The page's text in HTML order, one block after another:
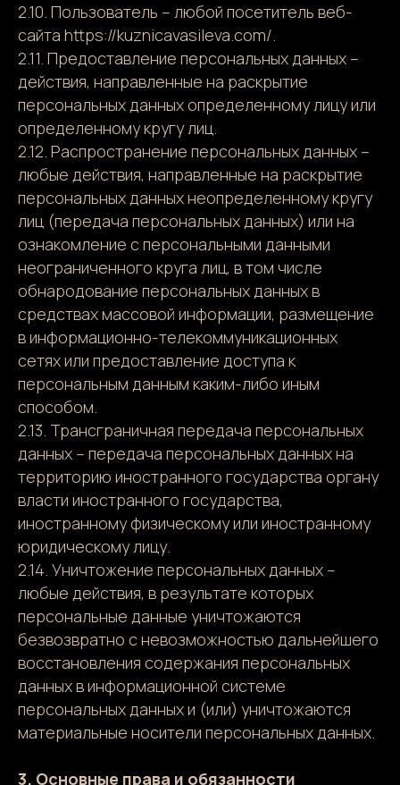
2.10. Пользователь – любой посетитель веб-
сайта https://kuznicavasileva.com/.
2.11. Предоставление персональных данных –
действия, направленные на раскрытие
персональных данных определенному лицу или
определенному кругу лиц.
2.12. Распространение персональных данных –
любые действия, направленные на раскрытие
персональных данных неопределенному кругу
лиц (передача персональных данных) или на
ознакомление с персональными данными
неограниченного круга лиц, в том числе
обнародование персональных данных в
средствах массовой информации, размещение
в информационно-телекоммуникационных
сетях или предоставление доступа к
персональным данным каким-либо иным
способом.
2.13. Трансграничная передача персональных
данных – передача персональных данных на
территорию иностранного государства органу
власти иностранного государства,
иностранному физическому или иностранному
юридическому лицу.
2.14. Уничтожение персональных данных –
любые действия, в результате которых
персональные данные уничтожаются
безвозвратно с невозможностью дальнейшего
восстановления содержания персональных
данных в информационной системе
персональных данных и (или) уничтожаются
материальные носители персональных данных.
3. Основные права и обязанности